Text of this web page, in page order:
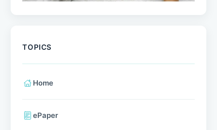
TOPICS
Home
ePaper